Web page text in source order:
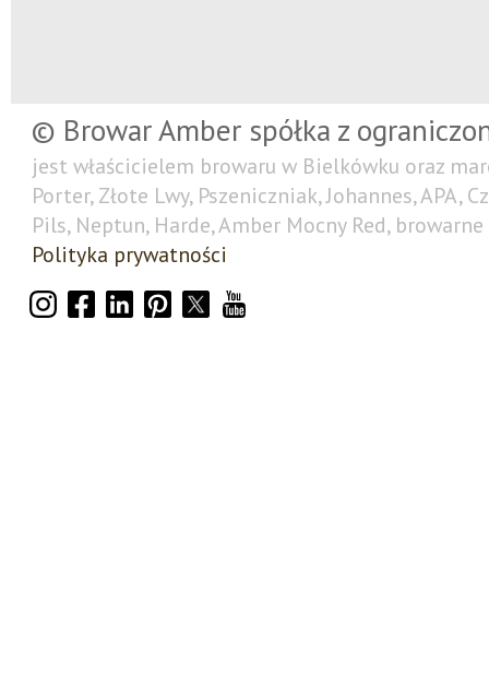
© Browar Amber spółka z
jest właścicielem browaru w Bielkówku oraz
Porter, Złote Lwy, Pszeniczniak, Johannes, APA,
Pils, Neptun, Harde, Amber Mocny Red,
Polityka prywatności